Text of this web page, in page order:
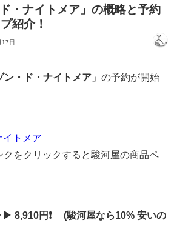
・ナイトメア」の概略と予約
紹介！
17日
ン・ド・ナイトメア 」の予約が開始
イトメア
クをクリックすると駿河屋の商品ペ
8,910円❗ (駿河屋なら10% 安いの